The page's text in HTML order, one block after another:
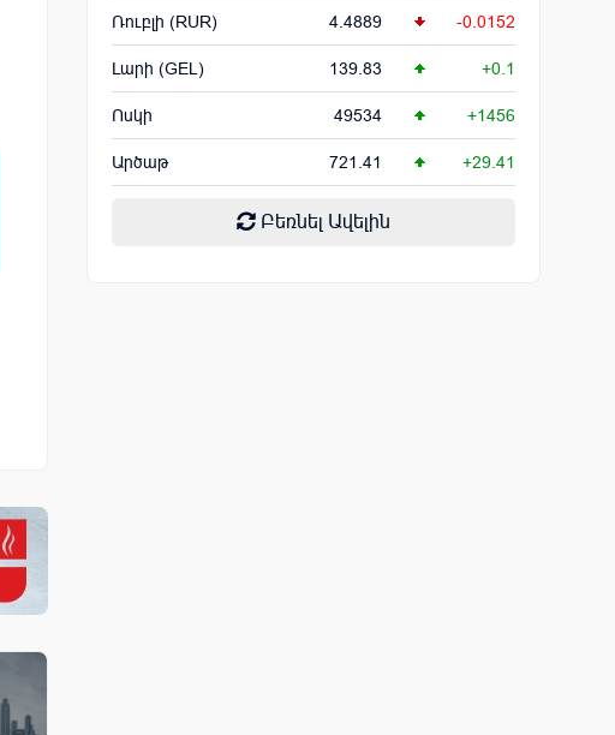
Ռուբլի (RUR) 4.4889 -0.0152
Լարի (GEL) 139.83 +0.1
Ոսկի 49534 +1456
Արծաթ 721.41 +29.41
Բեռնել Ավելին